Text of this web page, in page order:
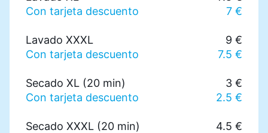
Con tarjeta descuento
7 €
Lavado XXXL
9 €
Con tarjeta descuento
7.5 €
Secado XL (20 min)
3 €
Con tarjeta descuento
2.5 €
Secado XXXL (20 min)
4.5 €